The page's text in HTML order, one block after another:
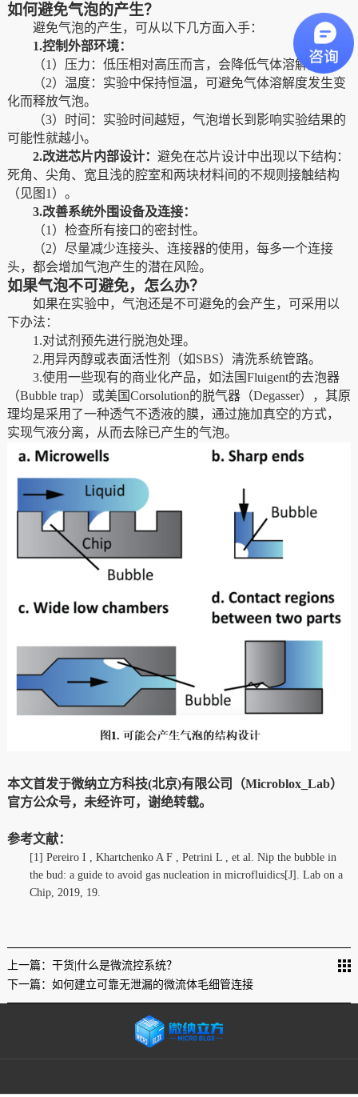
如何避免气泡的产生？
避免气泡的产生，可从以下几方面入手：
1.控制外部环境：
（1） 压力 ： 低压相对高压而言， 会降低气体溶解度。
（2） 温度：实验中保持恒温，可避免气体溶解度发生变
化而释放气泡。
（3） 时间 ：实验时间越短，气泡增长到影响实验结果的
可能性就越小。
2.改进芯片内部设计： 避免在芯片设计中出现以下结构：
死角、尖角、宽且浅的腔室和两块材料间的不规则接触结构
（见图 1）。
3.改善系统外围设备及连接：
（1） 检查所有接口的密封性。
（2） 尽量减少连接头、 连接器的使用 ，每多一个连接
头，都会增加气泡产生的潜在风险。
如果气泡不可避免，怎么办？
如果在实验中，气泡还是不可避免的会产生，可采用以
下办法：
1.对试剂预先进行脱泡处理。
2.用异丙醇或表面活性剂（如SBS）清洗系统管路。
3.使用一些现有的商业化产品， 如法国Fluigent的去泡器
（Bubble trap）或美国Corsolution的脱气器（Degasser），其原
理均是采用了一种透气不透液的膜，通过施加真空的方式，
实现气液分离，从而去除已产生的气泡。
本文首发于微纳立方科技(北京)有限公司（Microblox_Lab）
官方公众号，未经许可，谢绝转载。
参考文献：
[1] Pereiro I , Khartchenko A F , Petrini L , et al. Nip the bubble in
the bud: a guide to avoid gas nucleation in microfluidics[J]. Lab on a
Chip, 2019, 19.
上一篇：干货|什么是微流控系统？
下一篇：如何建立可靠无泄漏的微流体毛细管连接